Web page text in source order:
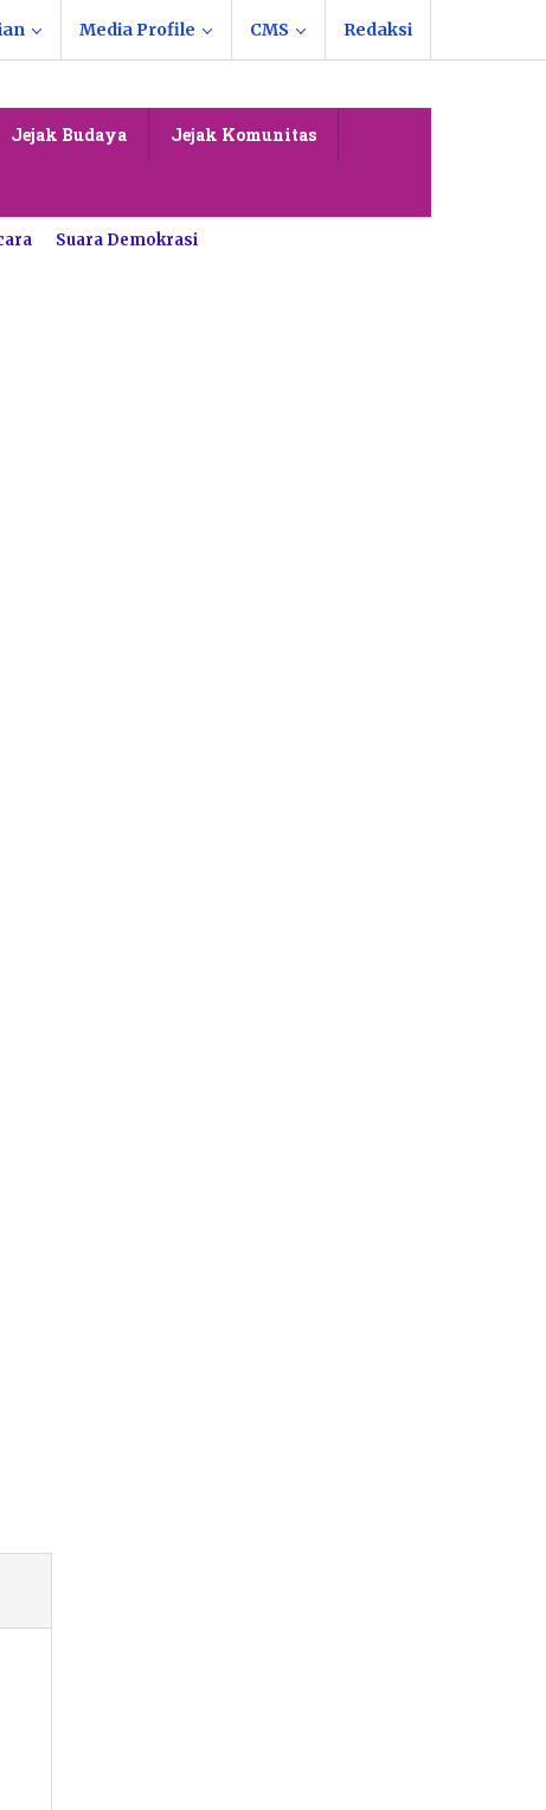
Media Profile CMS Redaksi
Jejak Budaya Jejak Komunitas
Suara Demokrasi